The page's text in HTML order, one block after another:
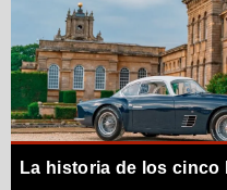
La historia de los cinco